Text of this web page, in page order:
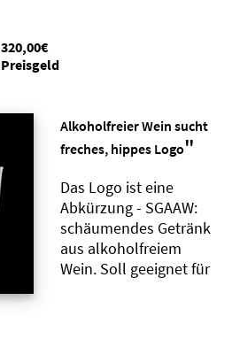
320,00€
Preisgeld
Alkoholfreier Wein sucht
freches, hippes Logo"
Das Logo ist eine
Abkürzung - SGAAW:
schäumendes Getränk
aus alkoholfreiem
Wein. Soll geeignet für